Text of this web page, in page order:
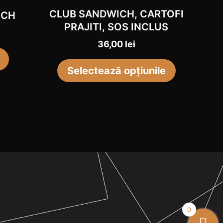
CLUB SANDWICH, CARTOFI
PRAJITI, SOS INCLUS
36,00 lei
Selectează opțiunile
pot
în
0